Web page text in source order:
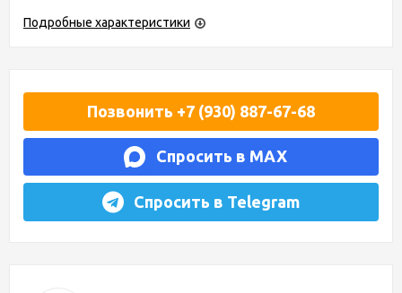
Подробные характеристики
Позвонить +7 (930) 887-67-68
Спросить в MAX
Спросить в Telegram